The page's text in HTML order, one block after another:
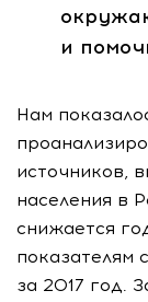
и
Нам
источников,
населения в
снижается
показателям
за 2017 год.